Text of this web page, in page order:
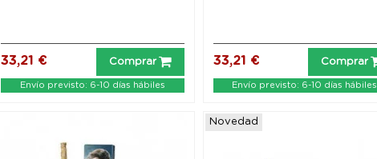
33,21 € Comprar
Envío previsto: 6-10 días hábiles
33,21 € Comprar
Envío previsto: 6-10 días hábiles
Novedad